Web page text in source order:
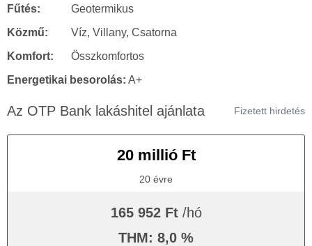
Fűtés:
Geotermikus
Közmű:
Víz, Villany, Csatorna
Komfort:
Összkomfortos
Energetikai besorolás: A+
Az OTP Bank lakáshitel ajánlata Fizetett hirdetés
20 millió Ft
20 évre
165 952 Ft /hó
THM: 8,0 %